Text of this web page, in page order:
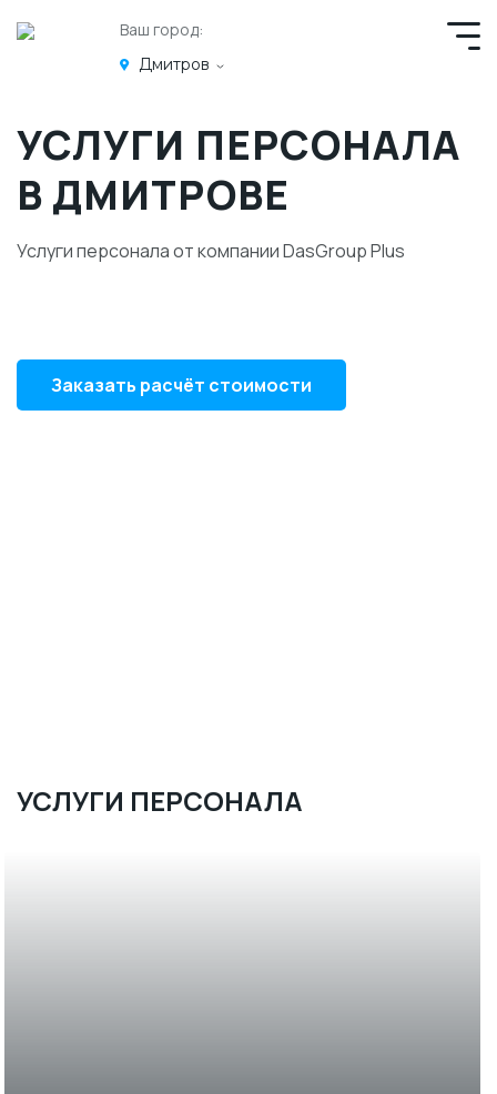
Ваш город:
Дмитров
УСЛУГИ ПЕРСОНАЛА
В ДМИТРОВЕ
Услуги персонала от компании DasGroup Plus
Заказать расчёт стоимости
УСЛУГИ ПЕРСОНАЛА